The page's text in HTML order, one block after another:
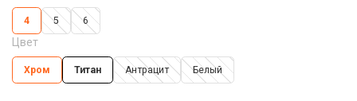
4 5 6
Цвет
Хром Титан Антрацит Белый